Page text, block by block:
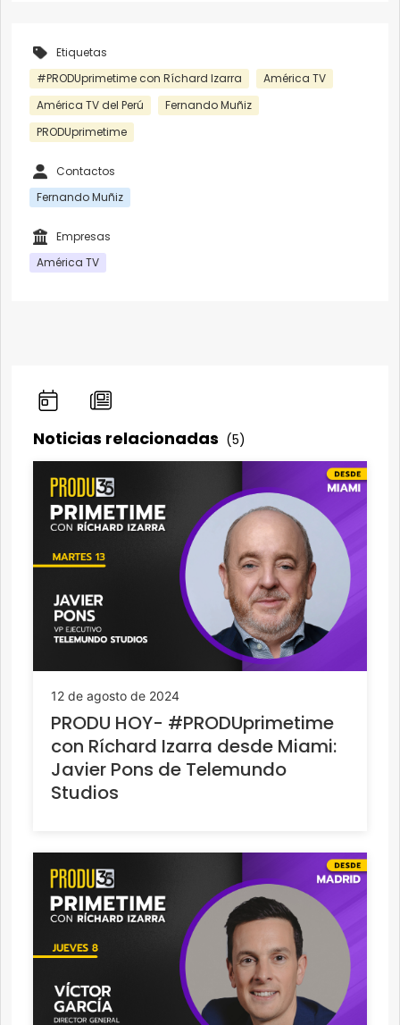
Etiquetas
#PRODUprimetime con Ríchard Izarra
América TV
América TV del Perú
Fernando Muñiz
PRODUprimetime
Contactos
Fernando Muñiz
Empresas
América TV
Noticias relacionadas (5)
12 de agosto de 2024
PRODU HOY- #PRODUprimetime
con Ríchard Izarra desde Miami:
Javier Pons de Telemundo
Studios